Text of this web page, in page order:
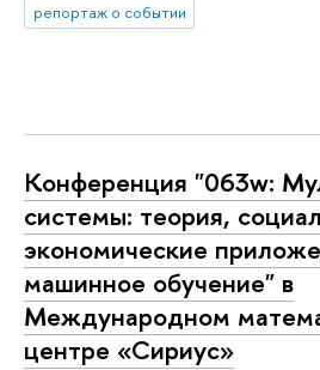
репортаж о событии
Конференция "063w:
системы: теория,
экономические
машинное обучение" в
Международном
центре «Сириус»